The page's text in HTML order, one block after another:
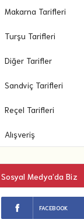
Makarna Tarifleri
Turşu Tarifleri
Diğer Tarifler
Sandviç Tarifleri
Reçel Tarifleri
Alışveriş
Sosyal Medya’da Biz
FACEBOOK